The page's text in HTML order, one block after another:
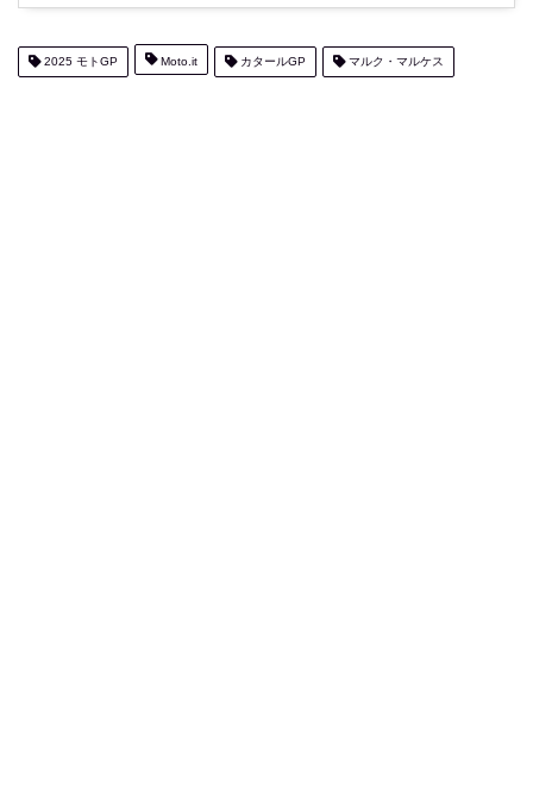
2025 モトGP Moto.it カタールGP マルク・マルケス